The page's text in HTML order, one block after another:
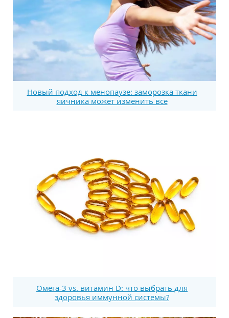
Новый подход к менопаузе: заморозка ткани
яичника может изменить все
Омега-3 vs. витамин D: что выбрать для
здоровья иммунной системы?